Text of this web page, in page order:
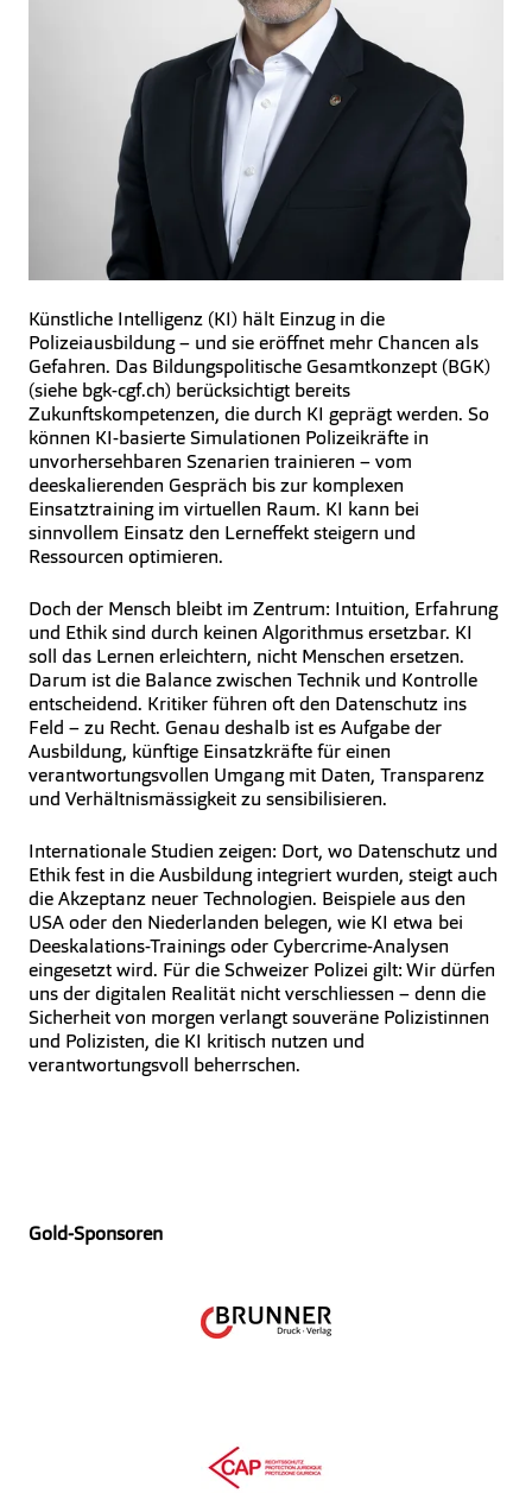
Künstliche Intelligenz (KI) hält Einzug in die
Polizeiausbildung – und sie eröffnet mehr Chancen als
Gefahren. Das Bildungspolitische Gesamtkonzept (BGK)
(siehe bgk-cgf.ch) berücksichtigt bereits
Zukunftskompetenzen, die durch KI geprägt werden. So
können KI-basierte Simulationen Polizeikräfte in
unvorhersehbaren Szenarien trainieren – vom
deeskalierenden Gespräch bis zur komplexen
Einsatztraining im virtuellen Raum. KI kann bei
sinnvollem Einsatz den Lerneffekt steigern und
Ressourcen optimieren.
Doch der Mensch bleibt im Zentrum: Intuition, Erfahrung
und Ethik sind durch keinen Algorithmus ersetzbar. KI
soll das Lernen erleichtern, nicht Menschen ersetzen.
Darum ist die Balance zwischen Technik und Kontrolle
entscheidend. Kritiker führen oft den Datenschutz ins
Feld – zu Recht. Genau deshalb ist es Aufgabe der
Ausbildung, künftige Einsatzkräfte für einen
verantwortungsvollen Umgang mit Daten, Transparenz
und Verhältnismässigkeit zu sensibilisieren.
Internationale Studien zeigen: Dort, wo Datenschutz und
Ethik fest in die Ausbildung integriert wurden, steigt auch
die Akzeptanz neuer Technologien. Beispiele aus den
USA oder den Niederlanden belegen, wie KI etwa bei
Deeskalations-Trainings oder Cybercrime-Analysen
eingesetzt wird. Für die Schweizer Polizei gilt: Wir dürfen
uns der digitalen Realität nicht verschliessen – denn die
Sicherheit von morgen verlangt souveräne Polizistinnen
und Polizisten, die KI kritisch nutzen und
verantwortungsvoll beherrschen.
Gold-Sponsoren